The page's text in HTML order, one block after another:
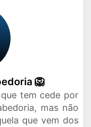
🦁
tem cede por
mas não
que vem dos